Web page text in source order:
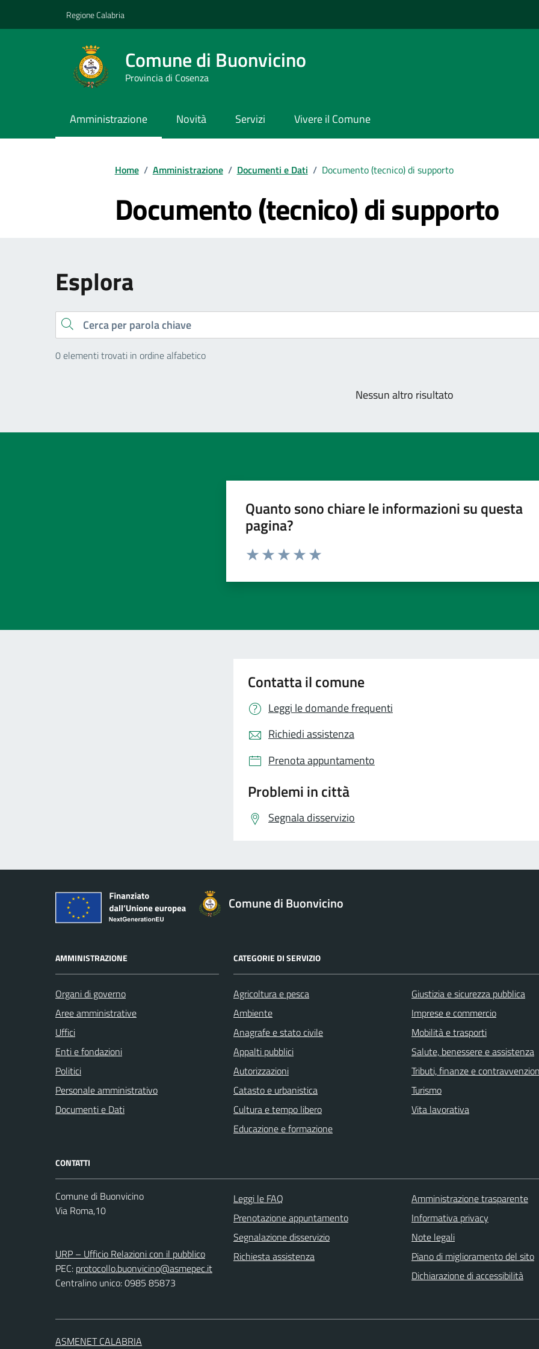
Regione Calabria
Comune di Buonvicino
Provincia di Cosenza
Amministrazione Novità Servizi Vivere il Comune
Home / Amministrazione / Documenti e Dati / Documento (tecnico) di supporto
Documento (tecnico) di supporto
Esplora
Cerca
0 elementi trovati in ordine alfabetico
Nessun altro risultato
Quanto sono chiare le informazioni su questa
pagina?
Contatta il comune
Leggi le domande frequenti
Richiedi assistenza
Prenota appuntamento
Problemi in città
Segnala disservizio
Comune di Buonvicino
AMMINISTRAZIONE
Organi di governo
Aree amministrative
Uffici
Enti e fondazioni
Politici
Personale amministrativo
Documenti e Dati
CATEGORIE DI SERVIZIO
Agricoltura e pesca
Ambiente
Anagrafe e stato civile
Appalti pubblici
Autorizzazioni
Catasto e urbanistica
Cultura e tempo libero
Educazione e formazione
Giustizia e sicurezza pubblica
Imprese e commercio
Mobilità e trasporti
Salute, benessere e assistenza
Tributi, finanze e
Turismo
Vita lavorativa
CONTATTI
Comune di Buonvicino
Via Roma,10
URP – Ufficio Relazioni con il pubblico
PEC: protocollo.buonvicino@asmepec.it
Centralino unico: 0985 85873
Leggi le FAQ
Prenotazione appuntamento
Segnalazione disservizio
Richiesta assistenza
Amministrazione trasparente
Informativa privacy
Note legali
Piano di miglioramento del sito
Dichiarazione di accessibilità
ASMENET CALABRIA